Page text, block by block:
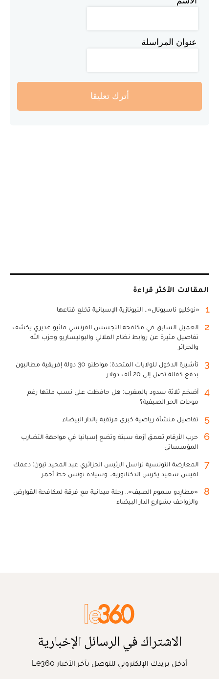
عنوان المراسلة
أترك تعليقا
المقالات الأكثر قراءة
1 «نوكليو ناسيونال».. النيونازية الإسبانية تخلع قناعها
2
العميل السابق في مكافحة التجسس الفرنسي ماثيو غديري يكشف
تفاصيل مثيرة عن روابط نظام الملالي والبوليساريو وحزب الله
والجزائر
3
تأشيرة الدخول للولايات المتحدة: مواطنو 30 دولة إفريقية مطالبون
بدفع كفالة تصل إلى 20 ألف دولار
4
أضخم ثلاثة سدود بالمغرب: هل حافظت على نسب ملئها رغم
موجات الحر الصيفية؟
5 تفاصيل منشأة رياضية كبرى مرتقبة بالدار البيضاء
6
حرب الأرقام تعمق أزمة سبتة وتضع إسبانيا في مواجهة التضارب
المؤسساتي
7
المعارضة التونسية تراسل الرئيس الجزائري عبد المجيد تبون: دعمك
لقيس سعيد يكرس الدكتاتورية.. وسيادة تونس خط أحمر
8
«مطارِدو سموم الصيف».. رحلة ميدانية مع فرقة لمكافحة القوارض
والزواحف بشوارع الدار البيضاء
الاشتراك في الرسائل الإخبارية
أدخل بريدك الإلكتروني للتوصل بآخر الأخبار Le360